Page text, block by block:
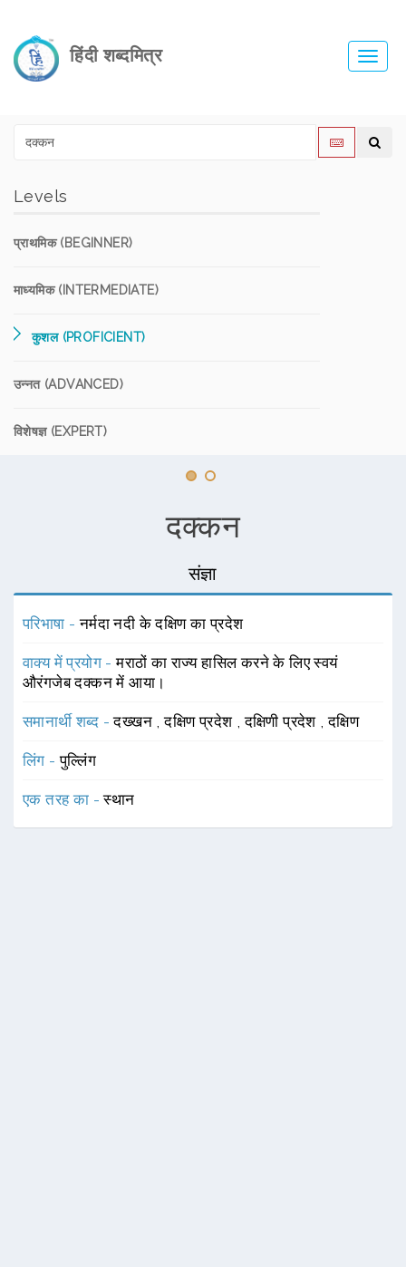
हिंदी शब्दमित्र
Levels
प्राथमिक (BEGINNER)
माध्यमिक (INTERMEDIATE)
कुशल (PROFICIENT)
उन्नत (ADVANCED)
विशेषज्ञ (EXPERT)
दक्कन
संज्ञा
परिभाषा -नर्मदा नदी के दक्षिण का प्रदेश
वाक्य में प्रयोग -मराठों का राज्य हासिल करने के लिए स्वयं
औरंगजेब दक्कन में आया।
समानार्थी शब्द -दख्खन ,दक्षिण प्रदेश ,दक्षिणी प्रदेश ,दक्षिण
लिंग -पुल्लिंग
एक तरह का -स्थान